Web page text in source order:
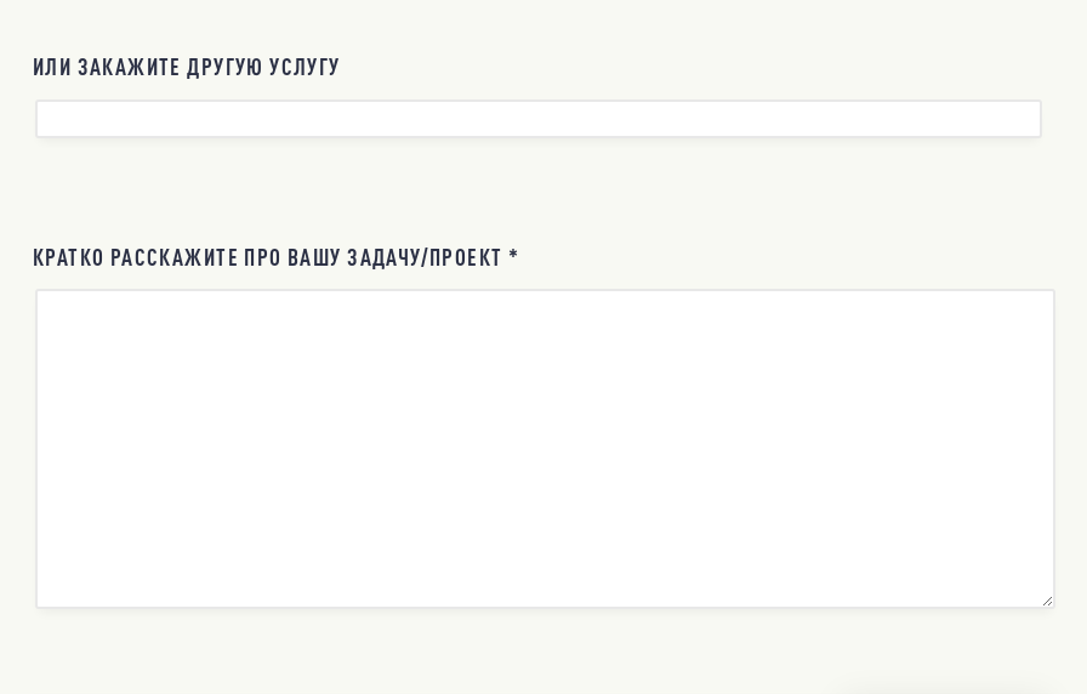
ИЛИ ЗАКАЖИТЕ ДРУГУЮ УСЛУГУ
КРАТКО РАССКАЖИТЕ ПРО ВАШУ ЗАДАЧУ/ПРОЕКТ *